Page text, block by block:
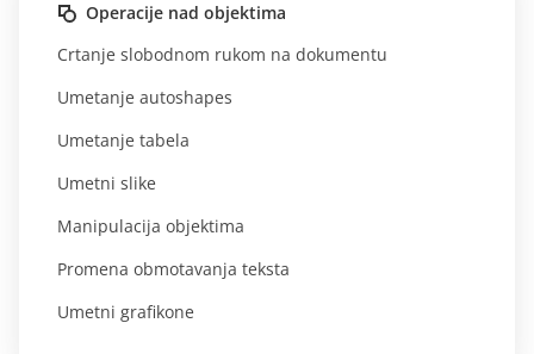
Operacije nad objektima
Crtanje slobodnom rukom na dokumentu
Umetanje autoshapes
Umetanje tabela
Umetni slike
Manipulacija objektima
Promena obmotavanja teksta
Umetni grafikone